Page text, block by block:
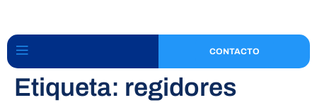
CONTACTO
Etiqueta: regidores